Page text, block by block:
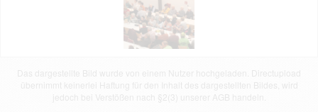
jedoch bei Verstößen nach §2(3) unserer AGB handeln.